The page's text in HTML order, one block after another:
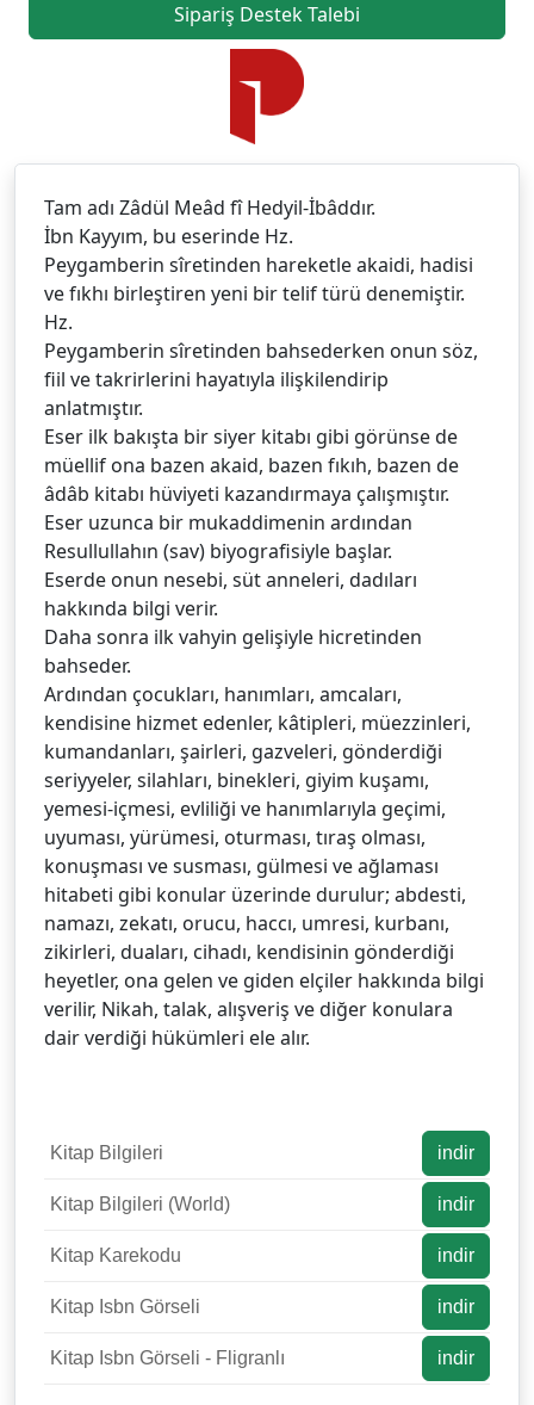
Sipariş Destek Talebi
Tam adı Zâdül Meâd fî Hedyil-İbâddır.
İbn Kayyım, bu eserinde Hz.
Peygamberin sîretinden hareketle akaidi, hadisi
ve fıkhı birleştiren yeni bir telif türü denemiştir.
Hz.
Peygamberin sîretinden bahsederken onun söz,
fiil ve takrirlerini hayatıyla ilişkilendirip
anlatmıştır.
Eser ilk bakışta bir siyer kitabı gibi görünse de
müellif ona bazen akaid, bazen fıkıh, bazen de
âdâb kitabı hüviyeti kazandırmaya çalışmıştır.
Eser uzunca bir mukaddimenin ardından
Resullullahın (sav) biyografisiyle başlar.
Eserde onun nesebi, süt anneleri, dadıları
hakkında bilgi verir.
Daha sonra ilk vahyin gelişiyle hicretinden
bahseder.
Ardından çocukları, hanımları, amcaları,
kendisine hizmet edenler, kâtipleri, müezzinleri,
kumandanları, şairleri, gazveleri, gönderdiği
seriyyeler, silahları, binekleri, giyim kuşamı,
yemesi-içmesi, evliliği ve hanımlarıyla geçimi,
uyuması, yürümesi, oturması, tıraş olması,
konuşması ve susması, gülmesi ve ağlaması
hitabeti gibi konular üzerinde durulur; abdesti,
namazı, zekatı, orucu, haccı, umresi, kurbanı,
zikirleri, duaları, cihadı, kendisinin gönderdiği
heyetler, ona gelen ve giden elçiler hakkında bilgi
verilir, Nikah, talak, alışveriş ve diğer konulara
dair verdiği hükümleri ele alır.
Kitap Bilgileri indir
Kitap Bilgileri (World) indir
Kitap Karekodu indir
Kitap Isbn Görseli indir
Kitap Isbn Görseli - Fligranlı indir